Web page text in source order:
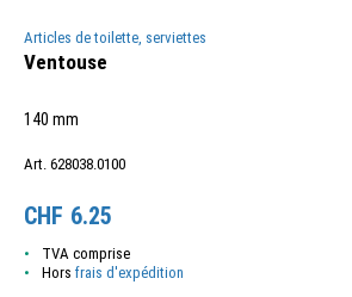
Articles de toilette, serviettes
Ventouse
140 mm
Art. 628038.0100
CHF 6.25
TVA comprise
Hors frais d'expédition